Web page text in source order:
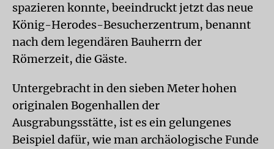
spazieren konnte, beeindruckt jetzt das neue
König-Herodes-Besucherzentrum, benannt
nach dem legendären Bauherrn der
Römerzeit, die Gäste.
Untergebracht in den sieben Meter hohen
originalen Bogenhallen der
Ausgrabungsstätte, ist es ein gelungenes
Beispiel dafür, wie man archäologische Funde